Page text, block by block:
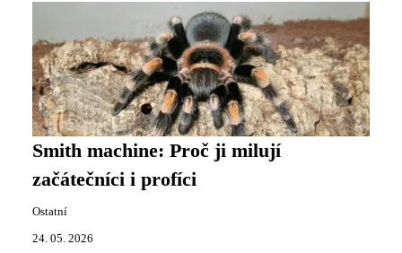
Smith machine: Proč ji milují
začátečníci i profíci
Ostatní
24. 05. 2026